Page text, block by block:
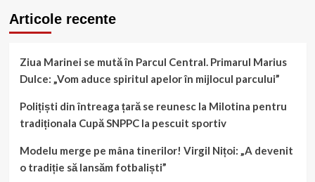
Articole recente
Ziua Marinei se mută în Parcul Central. Primarul Marius
Dulce: „Vom aduce spiritul apelor în mijlocul parcului”
Polițiști din întreaga țară se reunesc la Milotina pentru
tradiționala Cupă SNPPC la pescuit sportiv
Modelu merge pe mâna tinerilor! Virgil Nițoi: „A devenit
o tradiție să lansăm fotbaliști”